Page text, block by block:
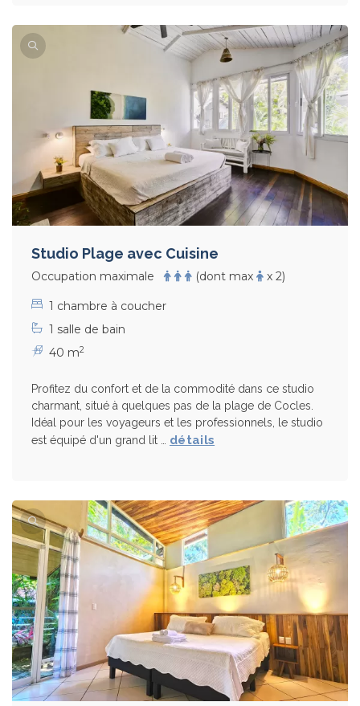
Studio Plage avec Cuisine
Occupation maximale (dont max x 2)
1 chambre à coucher
1 salle de bain
40 m2
Profitez du confort et de la commodité dans ce studio
charmant, situé à quelques pas de la plage de Cocles.
Idéal pour les voyageurs et les professionnels, le studio
est équipé d'un grand lit … détails